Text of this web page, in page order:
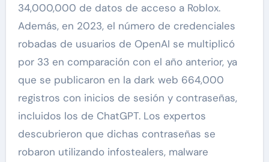
34,000,000 de datos de acceso a Roblox.
Además, en 2023, el número de credenciales
robadas de usuarios de OpenAI se multiplicó
por 33 en comparación con el año anterior, ya
que se publicaron en la dark web 664,000
registros con inicios de sesión y contraseñas,
incluidos los de ChatGPT. Los expertos
descubrieron que dichas contraseñas se
robaron utilizando infostealers, malware